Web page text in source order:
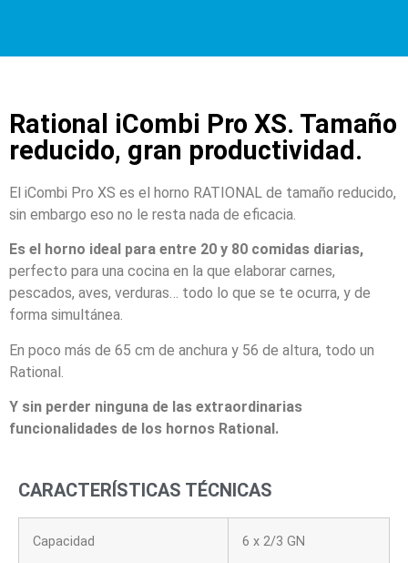
Rational iCombi Pro XS. Tamaño
reducido, gran productividad.
El iCombi Pro XS es el horno RATIONAL de tamaño reducido,
sin embargo eso no le resta nada de eficacia.
Es el horno ideal para entre 20 y 80 comidas diarias,
perfecto para una cocina en la que elaborar carnes,
pescados, aves, verduras… todo lo que se te ocurra, y de
forma simultánea.
En poco más de 65 cm de anchura y 56 de altura, todo un
Rational.
Y sin perder ninguna de las extraordinarias
funcionalidades de los hornos Rational.
CARACTERÍSTICAS TÉCNICAS
Capacidad 6 x 2/3 GN